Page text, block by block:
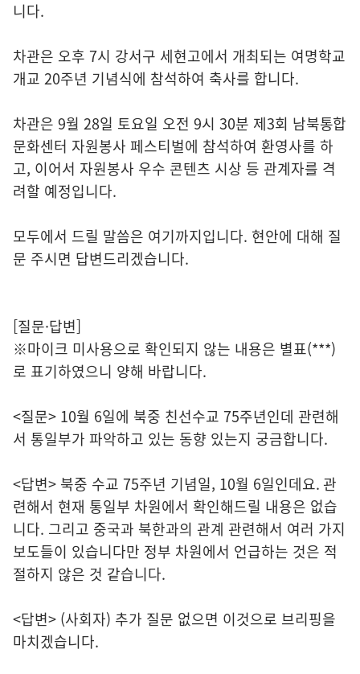
니다.
차관은 오후 7시 강서구 세현고에서 개최되는 여명학교
개교 20주년 기념식에 참석하여 축사를 합니다.
차관은 9월 28일 토요일 오전 9시 30분 제3회 남북통합
문화센터 자원봉사 페스티벌에 참석하여 환영사를 하
고, 이어서 자원봉사 우수 콘텐츠 시상 등 관계자를 격
려할 예정입니다.
모두에서 드릴 말씀은 여기까지입니다. 현안에 대해 질
문 주시면 답변드리겠습니다.
[질문·답변]
※마이크 미사용으로 확인되지 않는 내용은 별표(***)
로 표기하였으니 양해 바랍니다.
<질문> 10월 6일에 북중 친선수교 75주년인데 관련해
서 통일부가 파악하고 있는 동향 있는지 궁금합니다.
<답변> 북중 수교 75주년 기념일, 10월 6일인데요. 관
련해서 현재 통일부 차원에서 확인해드릴 내용은 없습
니다. 그리고 중국과 북한과의 관계 관련해서 여러 가지
보도들이 있습니다만 정부 차원에서 언급하는 것은 적
절하지 않은 것 같습니다.
<답변> (사회자) 추가 질문 없으면 이것으로 브리핑을
마치겠습니다.